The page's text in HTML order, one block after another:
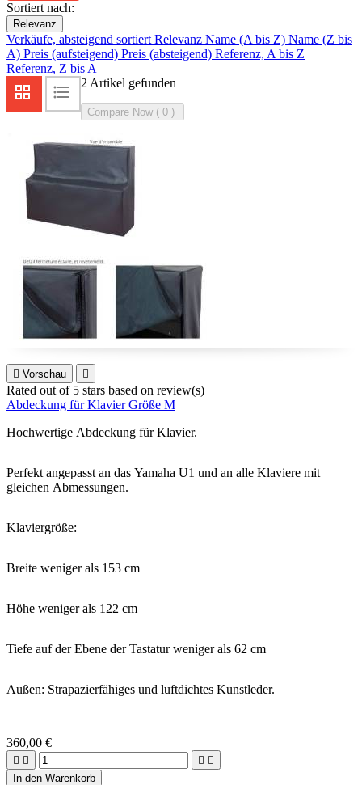
Sortiert nach:
Relevanz
Verkäufe, absteigend sortiert Relevanz Name (A bis Z) Name (Z bis
A) Preis (aufsteigend) Preis (absteigend) Referenz, A bis Z
Referenz, Z bis A
2 Artikel gefunden
Compare Now ( 0
 Vorschau 
Rated out of 5 stars based on review(s)
Abdeckung für Klavier Größe M
Hochwertige Abdeckung für Klavier.
Perfekt angepasst an das Yamaha U1 und an alle Klaviere mit
gleichen Abmessungen.
Klaviergröße:
Breite weniger als 153 cm
Höhe weniger als 122 cm
Tiefe auf der Ebene der Tastatur weniger als 62 cm
Außen: Strapazierfähiges und luftdichtes Kunstleder.
360,00 €
   
In den Warenkorb